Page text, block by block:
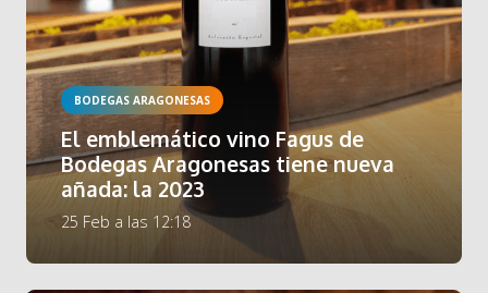
BODEGAS ARAGONESAS
El emblemático vino Fagus de
Bodegas Aragonesas tiene nueva
añada: la 2023
25 Feb a las 12:18